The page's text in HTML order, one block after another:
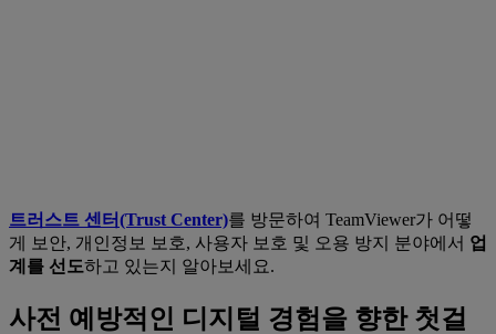
트러스트 센터(Trust Center)를 방문하여 TeamViewer가 어떻
게 보안, 개인정보 보호, 사용자 보호 및 오용 방지 분야에서 업
계를 선도하고 있는지 알아보세요.
사전 예방적인 디지털 경험을 향한 첫걸